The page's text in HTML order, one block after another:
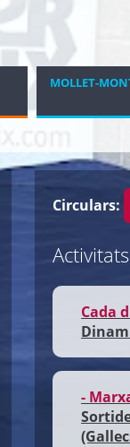
MOLLET-
Circulars:
Cada
-